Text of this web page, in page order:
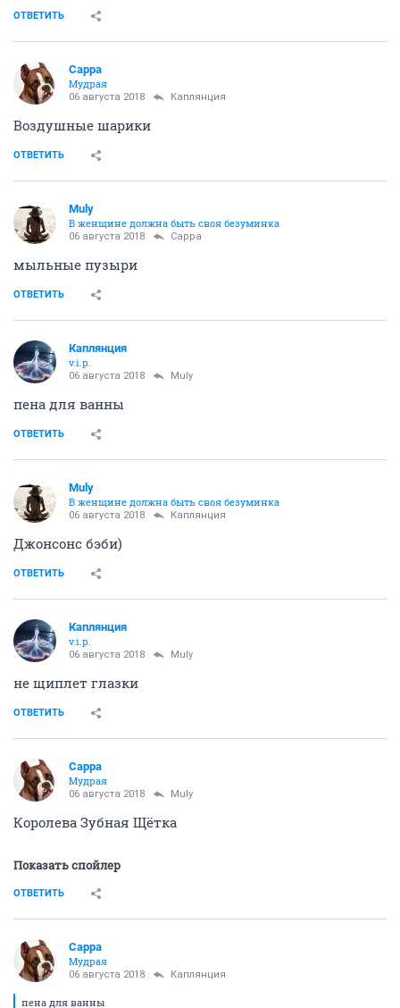
ОТВЕТИТЬ
Сарра
Мудрая
06 августа 2018 Каплянция
Воздушные шарики
ОТВЕТИТЬ
Muly
В женщине должна быть своя безyминка
06 августа 2018 Сарра
мыльные пузыри
ОТВЕТИТЬ
Каплянция
v.i.p.
06 августа 2018 Muly
пена для ванны
ОТВЕТИТЬ
Muly
В женщине должна быть своя безyминка
06 августа 2018 Каплянция
Джонсонс бэби)
ОТВЕТИТЬ
Каплянция
v.i.p.
06 августа 2018 Muly
не щиплет глазки
ОТВЕТИТЬ
Сарра
Мудрая
06 августа 2018 Muly
Королева Зубная Щётка
Показать спойлер
ОТВЕТИТЬ
Сарра
Мудрая
06 августа 2018 Каплянция
пена для ванны